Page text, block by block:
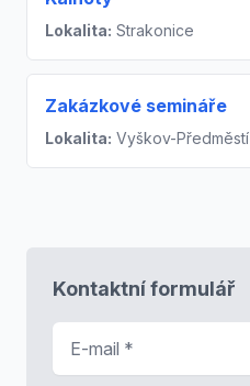
Lokalita: Strakonice
Zakázkové semináře
Lokalita: Vyškov-Předměstí
Kontaktní formulář